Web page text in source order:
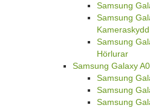
Samsung
Samsung
Kameraskydd
Samsung
Hörlurar
Samsung Galaxy
Samsung
Samsung
Samsung